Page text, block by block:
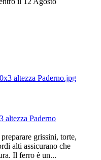
altezza Paderno
grissini, torte,
alti assicurano che
Il ferro è un...